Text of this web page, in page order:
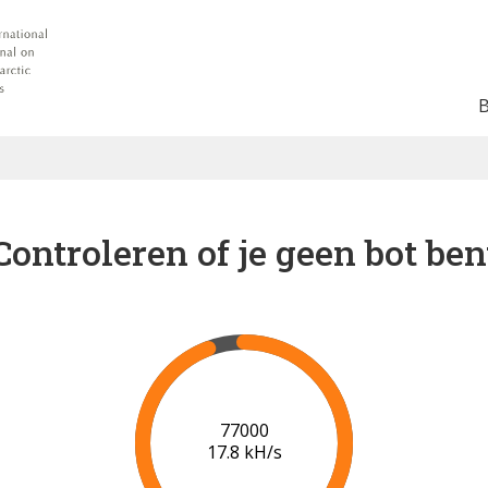
of je geen bot
83000
18.2 kH/s